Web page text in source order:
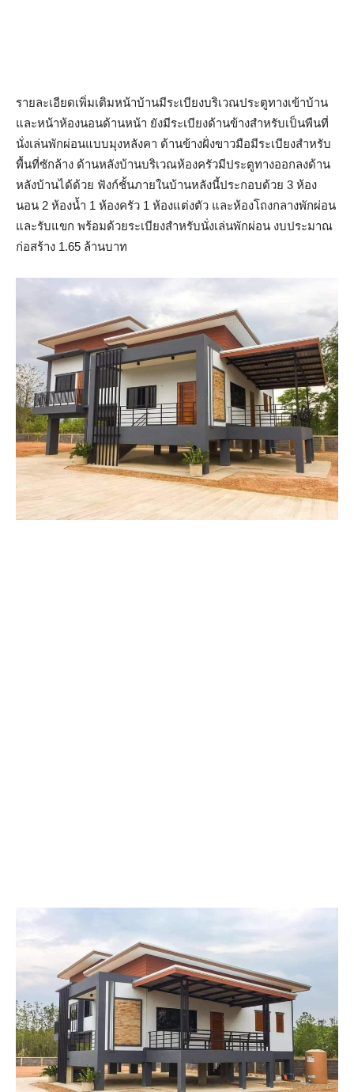
รายละเอียดเพิ่มเติมหน้าบ้านมีระเบียงบริเวณประตูทางเข้าบ้าน
และหน้าห้องนอนด้านหน้า ยังมีระเบียงด้านข้างสำหรับเป็นพืนที่
นั่งเล่นพักผ่อนแบบมุงหลังคา ด้านข้างฝั่งขาวมือมีระเบียงสำหรับ
พื้นที่ซักล้าง ด้านหลังบ้านบริเวณห้องครัวมีประตูทางออกลงด้าน
หลังบ้านได้ด้วย ฟังก์ชั้นภายในบ้านหลังนี้ประกอบด้วย 3 ห้อง
นอน 2 ห้องน้ำ 1 ห้องครัว 1 ห้องแต่งตัว และห้องโถงกลางพักผ่อน
และรับแขก พร้อมด้วยระเบียงสำหรับนั่งเล่นพักผ่อน งบประมาณ
ก่อสร้าง 1.65 ล้านบาท